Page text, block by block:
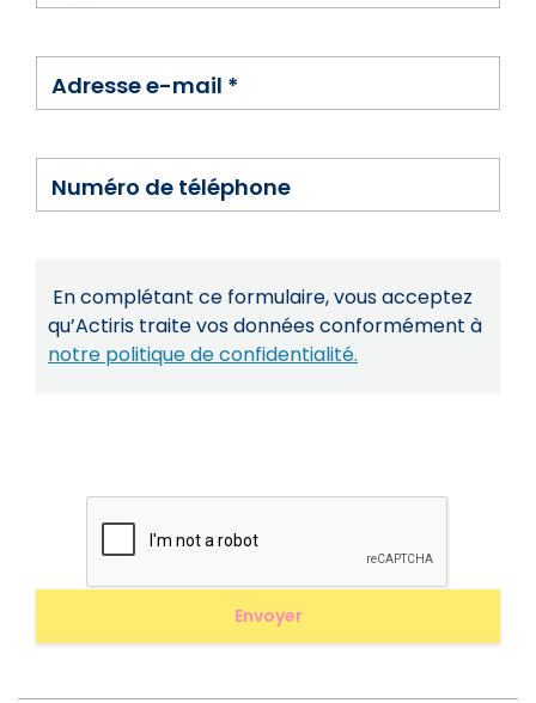
Adresse e-mail *
Numéro de téléphone
En complétant ce formulaire, vous acceptez
qu’Actiris traite vos données conformément à
notre politique de confidentialité.